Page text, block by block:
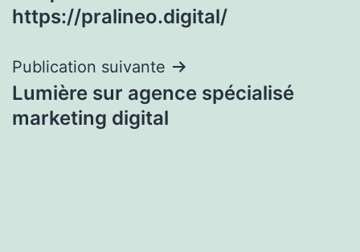
https://pralineo.digital/
Publication suivante
Lumière sur agence spécialisé
marketing digital